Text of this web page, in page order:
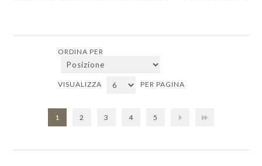
ORDINA PER
VISUALIZZA PER PAGINA
1 2 3 4 5